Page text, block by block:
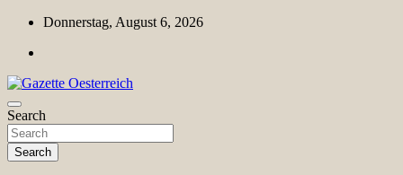
Skip
content
Donnerstag, August 6, 2026
Gazette Oesterreich
Magazin für Freizeit, Politik, Kultur & Wissenschaft
Search
Search